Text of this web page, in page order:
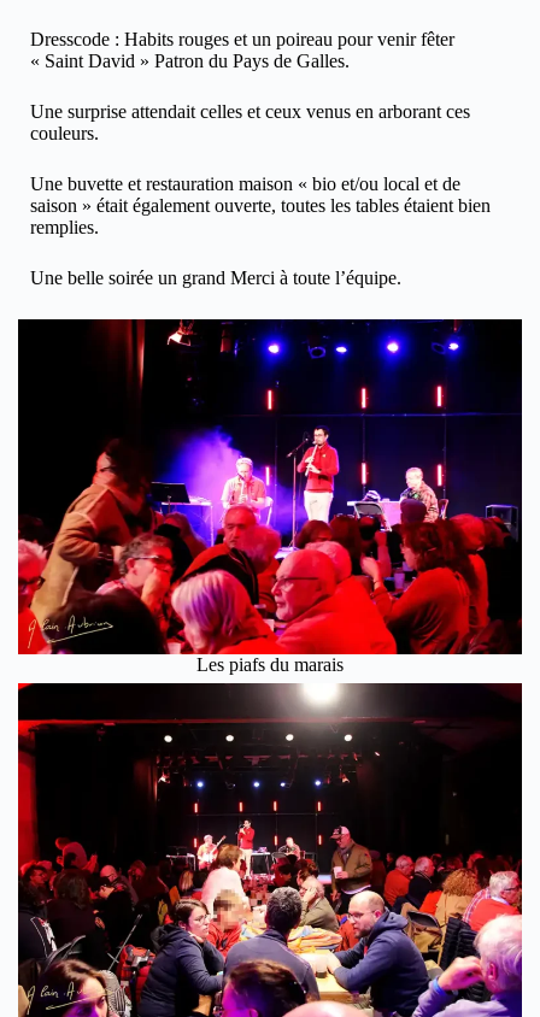
Dresscode : Habits rouges et un poireau pour venir fêter
« Saint David » Patron du Pays de Galles.
Une surprise attendait celles et ceux venus en arborant ces
couleurs.
Une buvette et restauration maison « bio et/ou local et de
saison » était également ouverte, toutes les tables étaient bien
remplies.
Une belle soirée un grand Merci à toute l’équipe.
Les piafs du marais